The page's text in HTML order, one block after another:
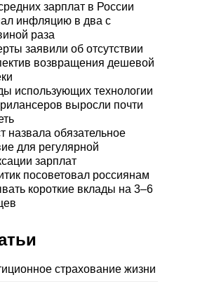
зарплат в России
инфляцию в два с
раза
заявили об отсутствии
возвращения дешевой
использующих технологии
выросли почти
назвала обязательное
для регулярной
зарплат
посоветовал россиянам
короткие вклады на 3–6
страхование жизни